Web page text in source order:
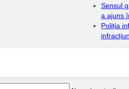
Sensul
a ajuns
Poliția